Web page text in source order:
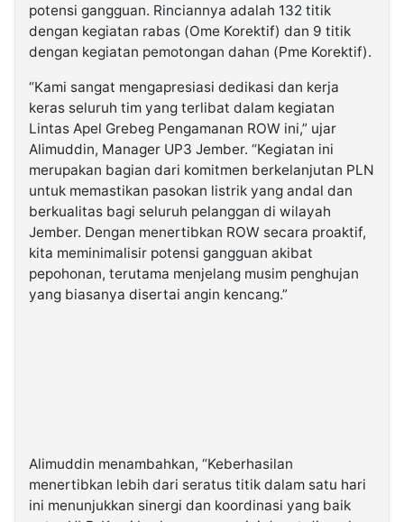
potensi gangguan. Rinciannya adalah 132 titik
dengan kegiatan rabas (Ome Korektif) dan 9 titik
dengan kegiatan pemotongan dahan (Pme Korektif).
“Kami sangat mengapresiasi dedikasi dan kerja
keras seluruh tim yang terlibat dalam kegiatan
Lintas Apel Grebeg Pengamanan ROW ini,” ujar
Alimuddin, Manager UP3 Jember. “Kegiatan ini
merupakan bagian dari komitmen berkelanjutan PLN
untuk memastikan pasokan listrik yang andal dan
berkualitas bagi seluruh pelanggan di wilayah
Jember. Dengan menertibkan ROW secara proaktif,
kita meminimalisir potensi gangguan akibat
pepohonan, terutama menjelang musim penghujan
yang biasanya disertai angin kencang.”
Alimuddin menambahkan, “Keberhasilan
menertibkan lebih dari seratus titik dalam satu hari
ini menunjukkan sinergi dan koordinasi yang baik